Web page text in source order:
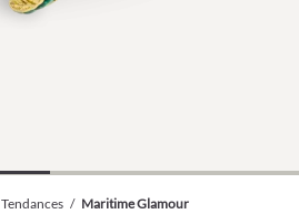
Tendances / Maritime Glamour